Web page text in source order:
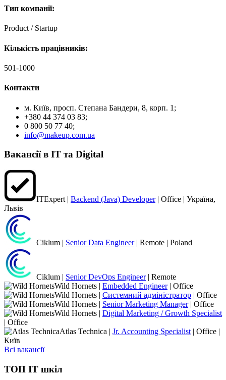
Тип компанії:
Product / Startup
Кількість працівників:
501-1000
Контакти
м. Київ, просп. Степана Бандери, 8, корп. 1;
+380 44 374 03 83;
0 800 50 77 40;
info@makeup.com.ua
Вакансії в IT та Digital
ITExpert | Backend (Java) Developer| Office | Україна,
Львів
Ciklum | Senior Data Engineer| Remote | Poland
Ciklum | Senior DevOps Engineer| Remote
Wild Hornets | Embedded Engineer| Office
Wild Hornets | Системний адміністратор | Office
Wild Hornets | Senior Marketing Manager| Office
Wild Hornets | Digital Marketing / Growth Specialist
| Office
Atlas Technica | Jr. Accounting Specialist | Office |
Київ
Всі вакансії
ТОП IT шкіл